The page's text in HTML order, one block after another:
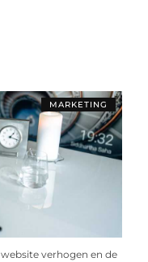
MARKETING
verhogen en de